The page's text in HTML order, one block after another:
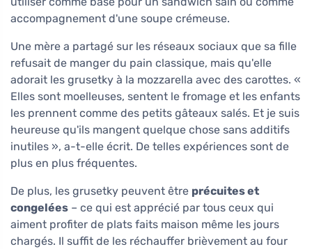
accompagnement d'une soupe crémeuse.
Une mère a partagé sur les réseaux sociaux que sa fille
refusait de manger du pain classique, mais qu'elle
adorait les grusetky à la mozzarella avec des carottes. «
Elles sont moelleuses, sentent le fromage et les enfants
les prennent comme des petits gâteaux salés. Et je suis
heureuse qu'ils mangent quelque chose sans additifs
inutiles », a-t-elle écrit. De telles expériences sont de
plus en plus fréquentes.
De plus, les grusetky peuvent être précuites et
congelées – ce qui est apprécié par tous ceux qui
aiment profiter de plats faits maison même les jours
chargés. Il suffit de les réchauffer brièvement au four